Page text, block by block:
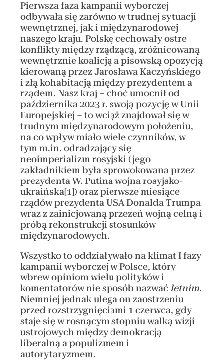
Pierwsza faza kampanii wyborczej
odbywała się zarówno w trudnej sytuacji
wewnętrznej, jak i międzynarodowej
naszego kraju. Polskę cechowały ostre
konflikty między rządzącą, zróżnicowaną
wewnętrznie koalicją a pisowską opozycją
kierowaną przez Jarosława Kaczyńskiego
i złą kohabitacją między prezydentem a
rządem. Nasz kraj – choć umocnił od
października 2023 r. swoją pozycję w Unii
Europejskiej – to wciąż znajdował się w
trudnym międzynarodowym położeniu,
na co wpływ miało wiele czynników, w
tym m.in. odradzający się
neoimperializm rosyjski (jego
zakładnikiem była sprowokowana przez
prezydenta W. Putina wojna rosyjsko-
ukraińska[1]) oraz pierwsze miesiące
rządów prezydenta USA Donalda Trumpa
wraz z zainicjowaną przezeń wojną celną i
próbą rekonstrukcji stosunków
międzynarodowych.
Wszystko to oddziaływało na klimat I fazy
kampanii wyborczej w Polsce, który
wbrew opiniom wielu polityków i
komentatorów nie sposób nazwaćletnim.
Niemniej jednak ulega on zaostrzeniu
przed rozstrzygnięciami 1 czerwca, gdy
staje się w rosnącym stopniu walką wizji
ustrojowych między demokracją
liberalną a populizmem i
autorytaryzmem.